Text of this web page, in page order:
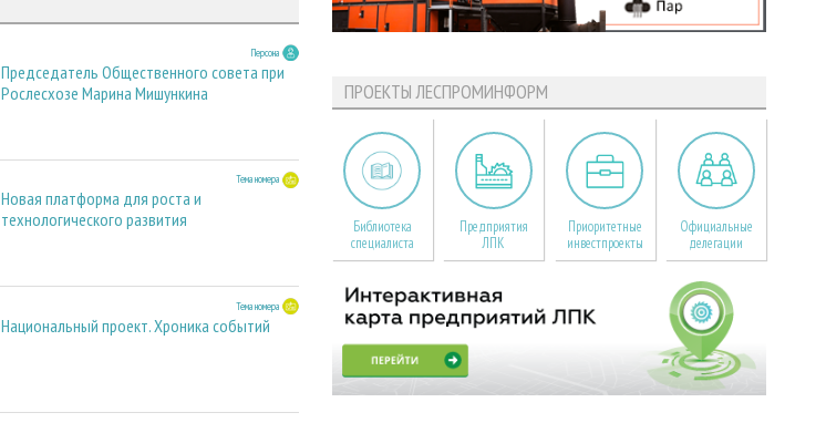
Персона
Председатель Общественного совета при
Рослесхозе Марина Мишункина
Тема номера
Новая платформа для роста и
технологического развития
Тема номера
Национальный проект. Хроника событий
ПРОЕКТЫ ЛЕСПРОМИНФОРМ
Библиотека
специалиста
Предприятия
ЛПК
Приоритетные
инвестпроекты
Официальные
делегации